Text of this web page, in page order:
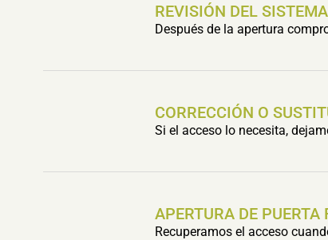
REVISIÓN DEL
Después de la apertura
CORRECCIÓN O
Si el acceso lo necesita,
APERTURA DE PUERTA
Recuperamos el acceso